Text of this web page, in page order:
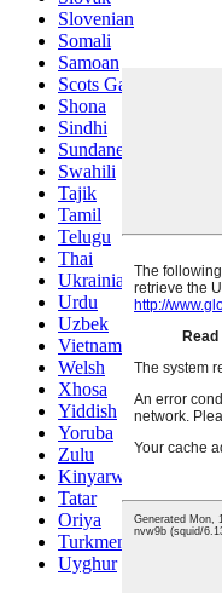
Slovenian
Somali
Samoan
Scots Gaelic
Shona
Sindhi
Sundanese
Swahili
Tajik
Tamil
Telugu
Thai
Ukrainian
Urdu
Uzbek
Vietnamese
Welsh
Xhosa
Yiddish
Yoruba
Zulu
Kinyarwanda
Tatar
Oriya
Turkmen
Uyghur